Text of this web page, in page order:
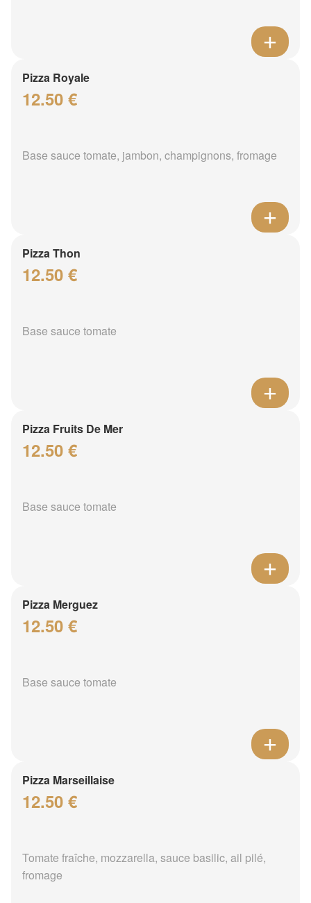
Pizza Royale
12.50 €
Base sauce tomate, jambon, champignons, fromage
Pizza Thon
12.50 €
Base sauce tomate
Pizza Fruits De Mer
12.50 €
Base sauce tomate
Pizza Merguez
12.50 €
Base sauce tomate
Pizza Marseillaise
12.50 €
Tomate fraîche, mozzarella, sauce basilic, ail pilé,
fromage